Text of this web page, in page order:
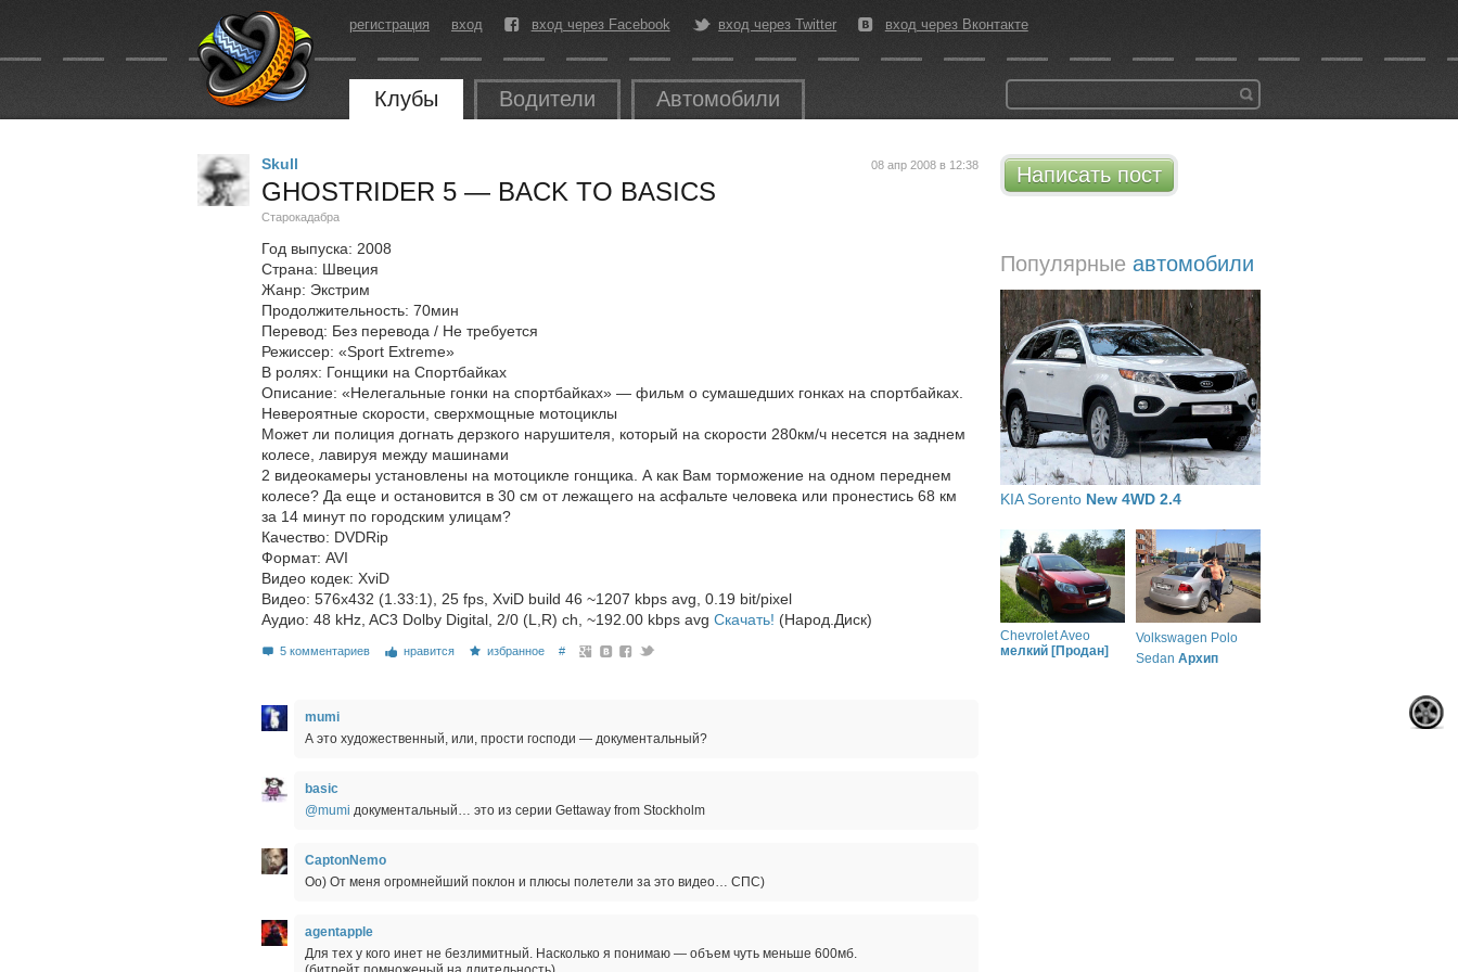
регистрация вход вход через Facebook вход через Twitter вход через Вконтакте
Клубы Водители Автомобили
Написать пост
Популярные автомобили
KIA Sorento New 4WD 2.4
Chevrolet Aveo
мелкий [Продан]
Volkswagen Polo
Sedan Архип
08 апр 2008 в 12:38
Skull
GHOSTRIDER 5 — BACK TO BASICS
Старокадабра
Год выпуска: 2008
Страна: Швеция
Жанр: Экстрим
Продолжительность: 70мин
Перевод: Без перевода / Не требуется
Режиссер: «Sport Extreme»
В ролях: Гонщики на Спортбайках
Описание: «Нелегальные гонки на спортбайках» — фильм о сумашедших гонках на спортбайках.
Невероятные скорости, сверхмощные мотоциклы
Может ли полиция догнать дерзкого нарушителя, который на скорости 280км/ч несется на заднем
колесе, лавируя между машинами
2 видеокамеры установлены на мотоцикле гонщика. А как Вам торможение на одном переднем
колесе? Да еще и остановится в 30 см от лежащего на асфальте человека или пронестись 68 км
за 14 минут по городским улицам?
Качество: DVDRip
Формат: AVI
Видео кодек: XviD
Видео: 576x432 (1.33:1), 25 fps, XviD build 46 ~1207 kbps avg, 0.19 bit/pixel
Aудио: 48 kHz, AC3 Dolby Digital, 2/0 (L,R) ch, ~192.00 kbps avg Скачать! (Народ.Диск)
5 комментариев нравится избранное #
mumi
А это художественный, или, прости господи — документальный?
basic
@mumi документальный… это из серии Gettaway from Stockholm
CaptonNemo
Оо) От меня огромнейший поклон и плюсы полетели за это видео… СПС)
agentapple
Для тех у кого инет не безлимитный. Насколько я понимаю — объем чуть меньше 600мб.